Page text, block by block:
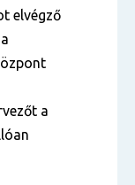
elvégző
a